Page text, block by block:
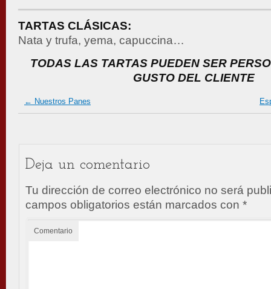
TARTAS CLÁSICAS:
Nata y trufa, yema, capuccina…
TODAS LAS TARTAS PUEDEN SER
GUSTO DEL CLIENTE
← Nuestros Panes
Deja un comentario
Tu dirección de correo electrónico no será
campos obligatorios están marcados con *
Comentario